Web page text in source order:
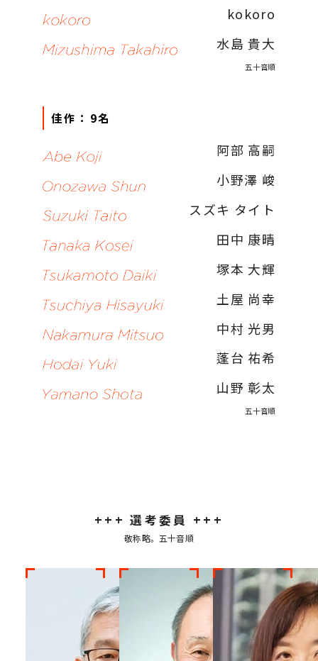
kokoro
水島 貴大
五十音順
佳作：9名
阿部 高嗣
小野澤 峻
スズキ タイト
田中 康晴
塚本 大輝
土屋 尚幸
中村 光男
蓬台 祐希
山野 彰太
五十音順
+++ 選考委員 +++
敬称略。五十音順